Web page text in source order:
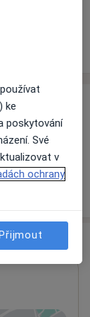
k dispozici
informace o
ke
poskytování
Své
v
ochrany